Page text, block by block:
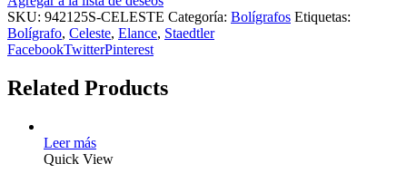
SKU: 942125S-CELESTE Categoría: Bolígrafos Etiquetas:
Bolígrafo, Celeste, Elance, Staedtler
FacebookTwitterPinterest
Related Products
Leer más
Quick View